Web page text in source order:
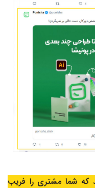
که شما مشتری را فریب